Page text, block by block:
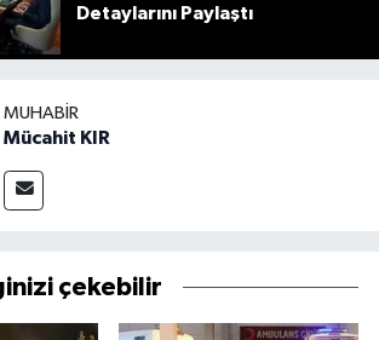
Detaylarını Paylaştı
MUHABIR
Mücahit KIR
çekebilir